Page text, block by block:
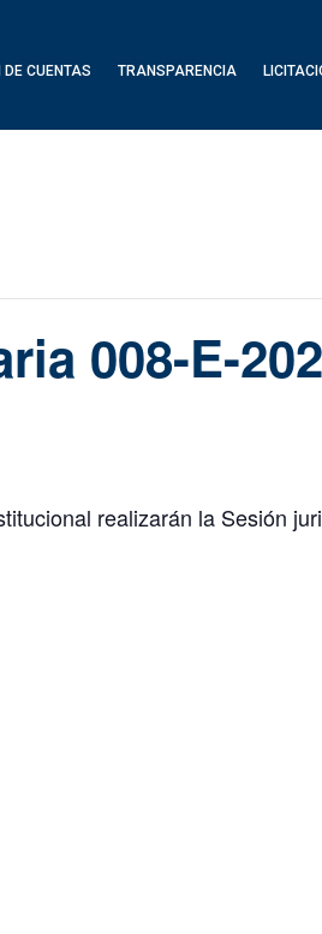
DE CUENTAS TRANSPARENCIA
008-E-
realizarán la Sesión